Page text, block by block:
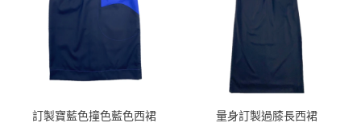
訂製寶藍色撞色藍色西裙 量身訂製過膝長西裙